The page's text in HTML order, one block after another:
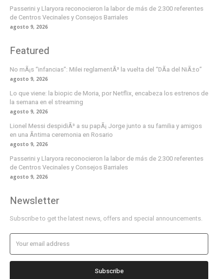
Passerini y Llaryora reconocieron la labor de más de 2.300 referentes
de Centros Vecinales y Consejos Barriales
agosto 9, 2026
Featured
No mÃ¡s “infancias”: Milei reglamentÃ³ la vuelta del “DÃ­a del NiÃ±o”
agosto 9, 2026
Lo que viene: la biopic de Moria, por Netflix, encabeza los estrenos de
la semana en el streaming
agosto 9, 2026
Lionel Messi despidiÃ³ a su papÃ¡ Jorge junto a su familia y amigos
en una Ã­ntima ceremonia en Rosario
agosto 9, 2026
Passerini y Llaryora reconocieron la labor de más de 2.300 referentes
de Centros Vecinales y Consejos Barriales
agosto 9, 2026
Newsletter
Subscribe to get the latest news, offers and special announcements.
Subscribe